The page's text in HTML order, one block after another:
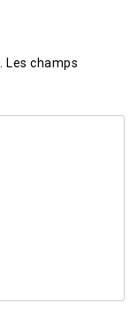
Les champs